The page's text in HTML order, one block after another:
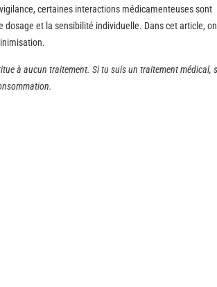
certaines interactions médicamenteuses sont
et la sensibilité individuelle. Dans cet article,
à aucun traitement. Si tu suis un traitement médical,